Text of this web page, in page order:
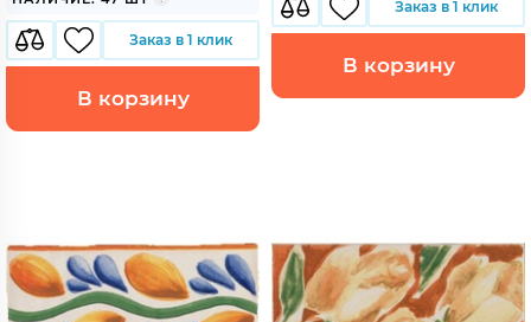
Заказ в 1 клик
В корзину
Заказ в 1 клик
В корзину